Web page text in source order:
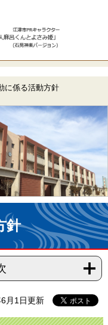
に係る活動方針
針
月1日更新